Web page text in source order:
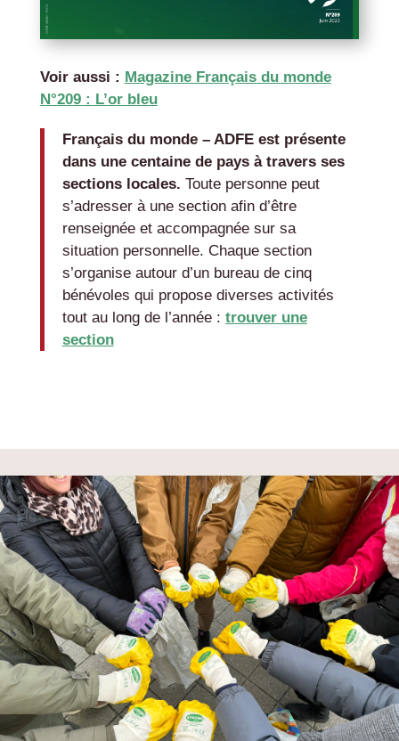
Voir aussi : Magazine Français du monde
N°209 : L’or bleu
Français du monde – ADFE est présente
dans une centaine de pays à travers ses
sections locales. Toute personne peut
s’adresser à une section afin d’être
renseignée et accompagnée sur sa
situation personnelle. Chaque section
s’organise autour d’un bureau de cinq
bénévoles qui propose diverses activités
tout au long de l’année : trouver une
section